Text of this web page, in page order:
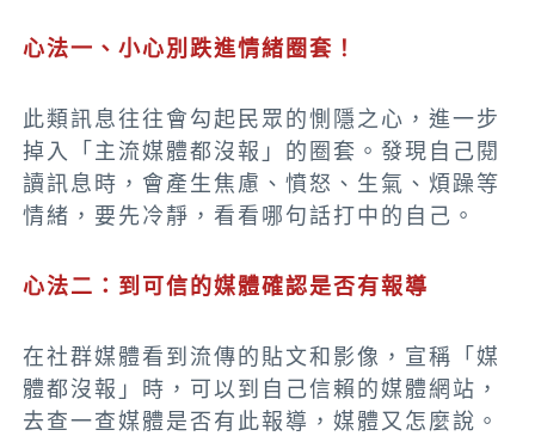
心法一、小心別跌進情緒圈套！
此類訊息往往會勾起民眾的惻隱之心，進一步
掉入「主流媒體都沒報」的圈套。發現自己閱
讀訊息時，會產生焦慮、憤怒、生氣、煩躁等
情緒，要先冷靜，看看哪句話打中的自己。
心法二：到可信的媒體確認是否有報導
在社群媒體看到流傳的貼文和影像，宣稱「媒
體都沒報」時，可以到自己信賴的媒體網站，
去查一查媒體是否有此報導，媒體又怎麼說。